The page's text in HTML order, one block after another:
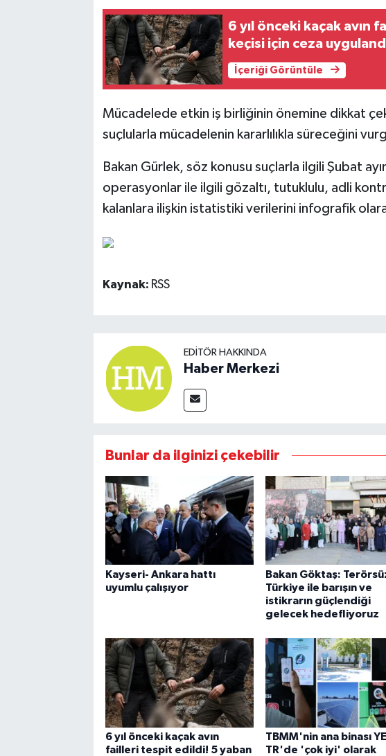
6 yıl önceki kaçak avın
keçisi için ceza
İçeriği Görüntüle
Mücadelede etkin iş birliğinin önemine dikkat
suçlularla mücadelenin kararlılıkla süreceğini
Bakan Gürlek, söz konusu suçlarla ilgili Şubat
operasyonlar ile ilgili gözaltı, tutuklulu, adli
kalanlara ilişkin istatistiki verilerini infografik
Kaynak: RSS
EDITÖR HAKKINDA
Haber Merkezi
Bunlar da ilginizi çekebilir
Kayseri- Ankara hattı
uyumlu çalışıyor
Bakan Göktaş:
Türkiye ile barışın ve
istikrarın güçlendiği
gelecek hedefliyoruz
6 yıl önceki kaçak avın
failleri tespit edildi! 5 yaban
TBMM'nin ana binası
TR'de 'çok iyi' olarak